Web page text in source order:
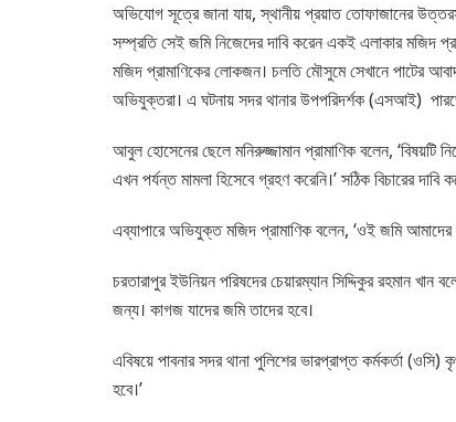
অভিযোগ সূত্রে জানা যায়, স্থানীয় প্রয়াত তোফাজানের
সম্প্রতি সেই জমি নিজেদের দাবি করেন একই এলাকার মজিদ
মজিদ প্রামাণিকের লোকজন। চলতি মৌসুমে সেখানে পাটের
অভিযুক্তরা। এ ঘটনায় সদর থানার উপপরিদর্শক (এসআই)
আবুল হোসেনের ছেলে মনিরুজ্জামান প্রামাণিক বলেন,
এখন পর্যন্ত মামলা হিসেবে গ্রহণ করেনি।’ সঠিক বিচারের দাবি
এব্যাপারে অভিযুক্ত মজিদ প্রামাণিক বলেন, ‘ওই জমি
চরতারাপুর ইউনিয়ন পরিষদের চেয়ারম্যান সিদ্দিকুর রহমান
জন্য। কাগজ যাদের জমি তাদের হবে।
এবিষয়ে পাবনার সদর থানা পুলিশের ভারপ্রাপ্ত কর্মকর্তা
হবে।’